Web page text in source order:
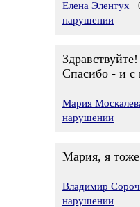
Елена Элентух
нарушении
Здравствуйте!
Спасибо - и
Мария
нарушении
Мария, я
Владимир
нарушении